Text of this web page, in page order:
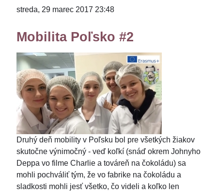
streda, 29 marec 2017 23:48
Mobilita Poľsko #2
Druhý deň mobility v Poľsku bol pre všetkých žiakov
skutočne výnimočný - veď koľkí (snáď okrem Johnyho
Deppa vo filme Charlie a továreň na čokoládu) sa
mohli pochváliť tým, že vo fabrike na čokoládu a
sladkosti mohli jesť všetko, čo videli a koľko len